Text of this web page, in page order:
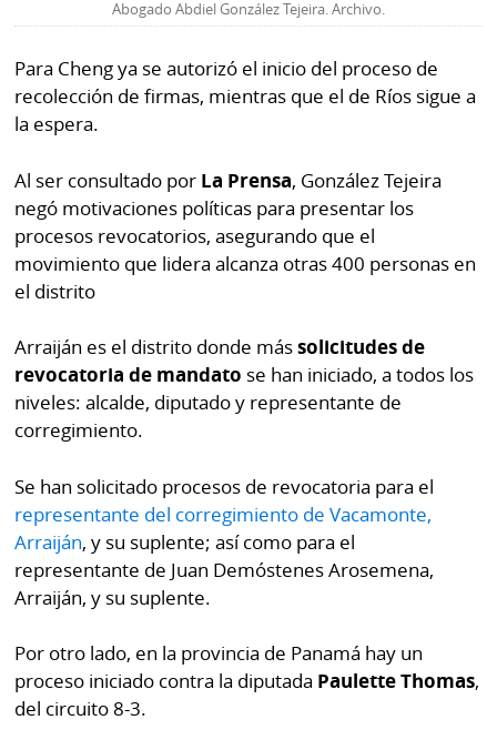
Abogado Abdiel González Tejeira. Archivo.
Para Cheng ya se autorizó el inicio del proceso de
recolección de firmas, mientras que el de Ríos sigue a
la espera.
Al ser consultado por La Prensa, González Tejeira
negó motivaciones políticas para presentar los
procesos revocatorios, asegurando que el
movimiento que lidera alcanza otras 400 personas en
el distrito
Arraiján es el distrito donde mássolicitudes de
revocatoria de mandato se han iniciado, a todos los
niveles: alcalde, diputado y representante de
corregimiento.
Se han solicitado procesos de revocatoria para el
representante del corregimiento de Vacamonte,
Arraiján, y su suplente; así como para el
representante de Juan Demóstenes Arosemena,
Arraiján, y su suplente.
Por otro lado, en la provincia de Panamá hay un
proceso iniciado contra la diputada Paulette Thomas,
del circuito 8-3.